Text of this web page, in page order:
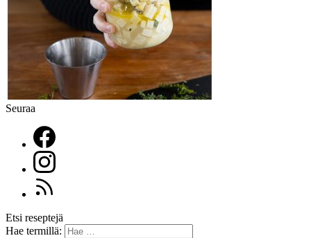
Seuraa
Etsi reseptejä
Hae termillä: